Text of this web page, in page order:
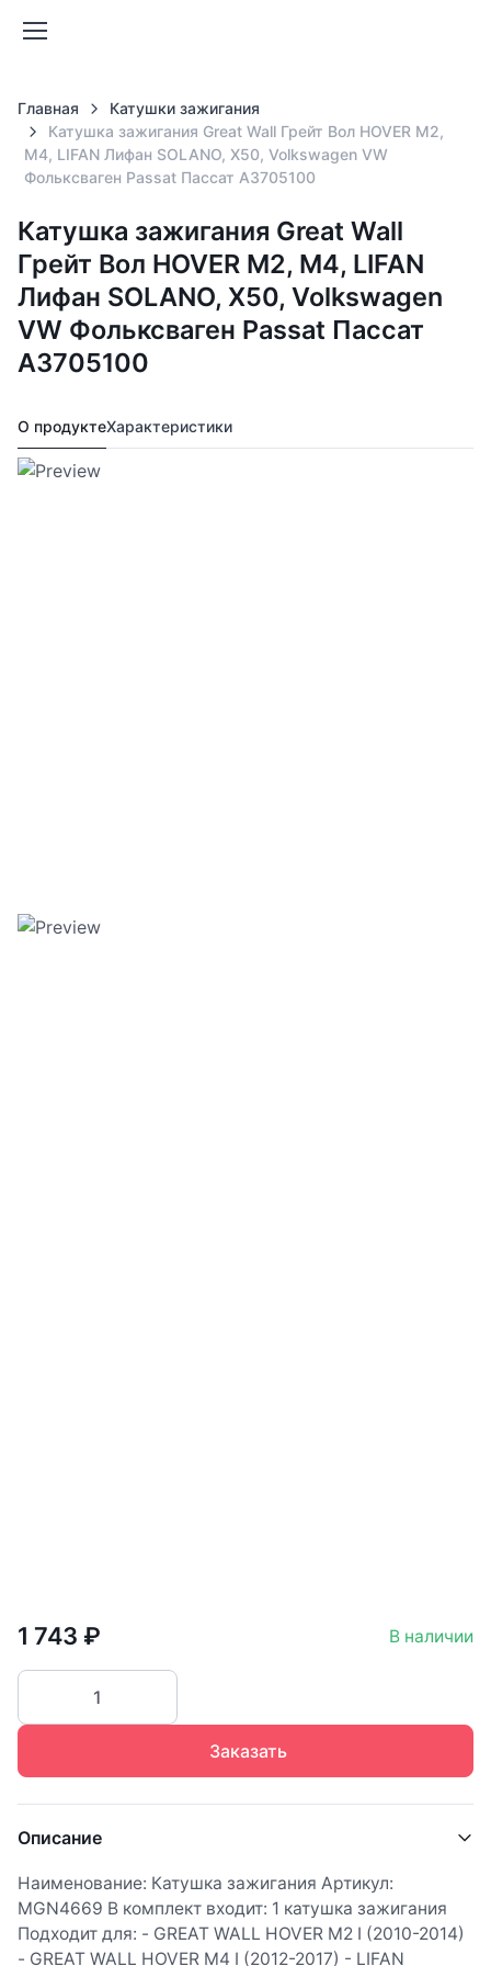
Главная
Катушки зажигания
Катушка зажигания Great Wall Грейт Вол HOVER M2,
M4, LIFAN Лифан SOLANO, X50, Volkswagen VW
Фольксваген Passat Пассат A3705100
Катушка зажигания Great Wall
Грейт Вол HOVER M2, M4, LIFAN
Лифан SOLANO, X50, Volkswagen
VW Фольксваген Passat Пассат
A3705100
О продуктеХарактеристики
1 743 ₽ В наличии
Заказать
Описание
Наименование: Катушка зажигания Артикул:
MGN4669 В комплект входит: 1 катушка зажигания
Подходит для: - GREAT WALL HOVER M2 I (2010-2014)
- GREAT WALL HOVER M4 I (2012-2017) - LIFAN